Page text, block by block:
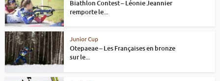
Biathlon Contest – Léonie Jeannier
remporte le...
Junior Cup
Otepaeae – Les Françaises en bronze
sur le...